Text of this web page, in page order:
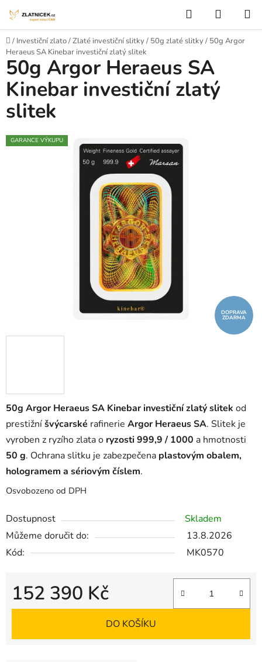
Hledat
Domů
/ Investiční zlato/Zlaté investiční slitky/ 50g zlaté slitky/ 50g Argor
Heraeus SA Kinebar investiční zlatý slitek
50g Argor Heraeus SA Kinebar investiční zlatý slitek od
prestižníšvýcarské rafinerie Argor Heraeus SA. Slitek je
vyroben z ryzího zlata o ryzosti 999,9 / 1000 a hmotnosti
50 g. Ochrana slitku je zabezpečena plastovým obalem,
hologramem a sériovým číslem.
Osvobozeno od DPH
Dostupnost
Skladem
Můžeme doručit do:
13.8.2026
Kód:
MK0570
152 390 Kč
DO KOŠÍKU
50g Argor Heraeus SA
Kinebar investiční zlatý
slitek
GARANCE VÝKUPU
DOPRAVA
ZDARMA